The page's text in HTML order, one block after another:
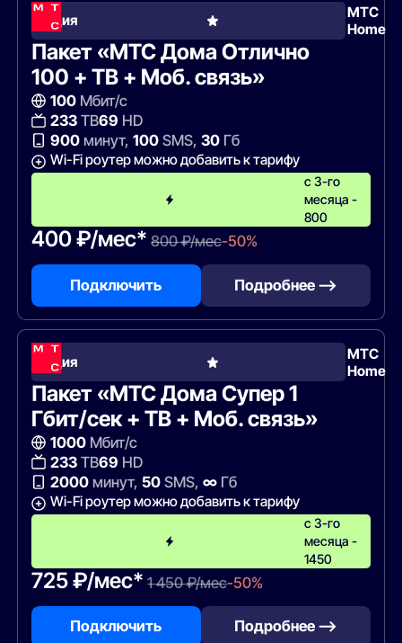
Акция
МТС
Home
Пакет «МТС Дома Отлично
100 + ТВ + Моб. связь»
100Мбит/с
233ТВ69 HD
900минут, 100SMS, 30Гб
Wi-Fi роутер можно добавить к тарифу
c 3-го
месяца -
800
400 ₽/мес* 800 ₽/мес-50%
Подключить Подробнее —>
Акция
МТС
Home
Пакет «МТС Дома Супер 1
Гбит/сек + ТВ + Моб. связь»
1000Мбит/с
233ТВ69 HD
2000минут, 50SMS, ∞Гб
Wi-Fi роутер можно добавить к тарифу
с 3-го
месяца -
1450
725 ₽/мес* 1 450 ₽/мес-50%
Подключить Подробнее —>